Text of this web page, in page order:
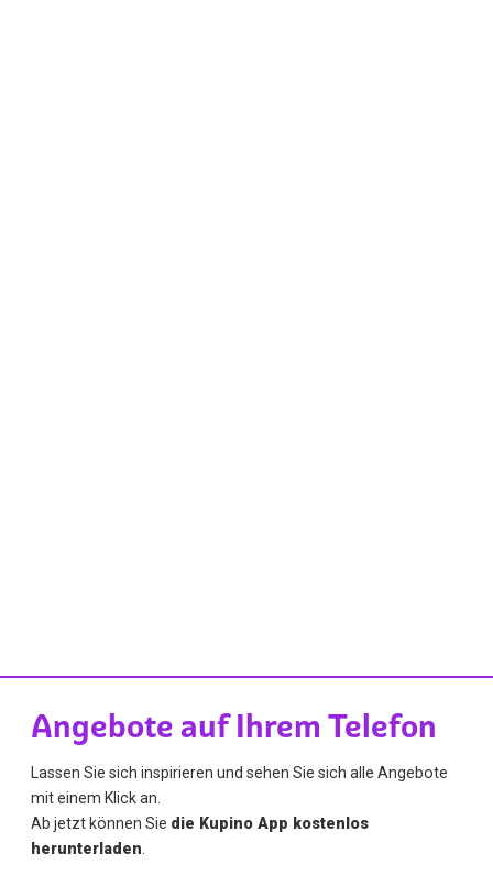
Angebote auf Ihrem Telefon
Lassen Sie sich inspirieren und sehen Sie sich alle Angebote
mit einem Klick an.
Ab jetzt können Sie die Kupino App kostenlos
herunterladen